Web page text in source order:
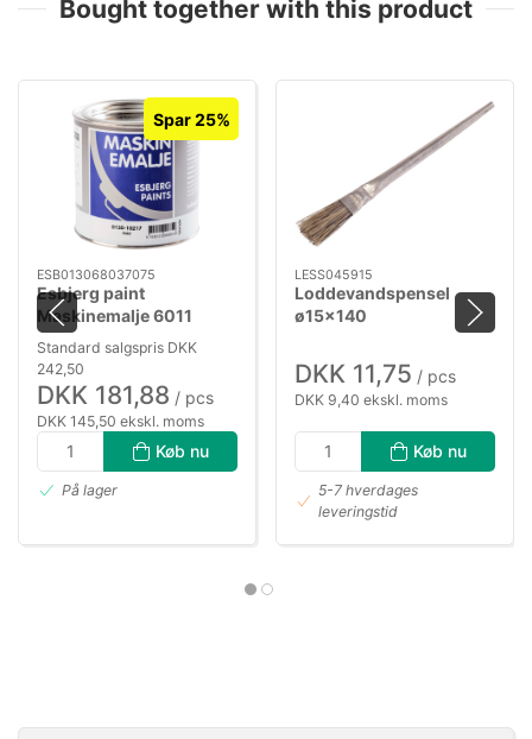
Bought together with this product
Spar 25%
ESB013068037075
Esbjerg paint
Maskinemalje 6011
resedagrøn 3/4ltr
Standard salgspris DKK
242,50
DKK 181,88 / pcs
DKK 145,50 ekskl. moms
Køb nu
På lager
LESS045915
Loddevandspensel
ø15×140
DKK 11,75 / pcs
DKK 9,40 ekskl. moms
Køb nu
5-7 hverdages
leveringstid